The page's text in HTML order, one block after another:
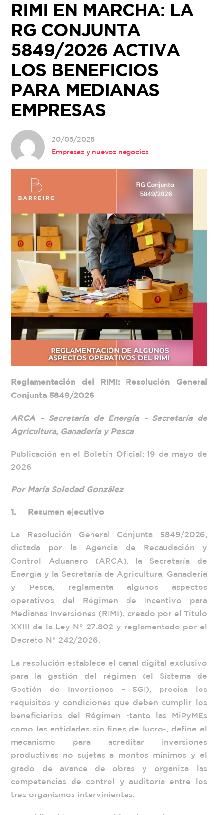
Skip
content
RIMI EN MARCHA: LA
RG CONJUNTA
5849/2026 ACTIVA
LOS BENEFICIOS
PARA MEDIANAS
EMPRESAS
20/05/2026
Empresas y nuevos negocios
Reglamentación del RIMI: Resolución General
Conjunta 5849/2026
ARCA – Secretaría de Energía – Secretaría de
Agricultura, Ganadería y Pesca
Publicación en el Boletín Oficial: 19 de mayo de
2026
Por María Soledad González
1. Resumen ejecutivo
La Resolución General Conjunta 5849/2026,
dictada por la Agencia de Recaudación y
Control Aduanero (ARCA), la Secretaría de
Energía y la Secretaría de Agricultura, Ganadería
y Pesca, reglamenta algunos aspectos
operativos del Régimen de Incentivo para
Medianas Inversiones (RIMI), creado por el Título
XXIII de la Ley N° 27.802 y reglamentado por el
Decreto N° 242/2026.
La resolución establece el canal digital exclusivo
para la gestión del régimen (el Sistema de
Gestión de Inversiones – SGI), precisa los
requisitos y condiciones que deben cumplir los
beneficiarios del Régimen -tanto las MiPyMEs
como las entidades sin fines de lucro-, define el
mecanismo para acreditar inversiones
productivas no sujetas a montos mínimos y el
grado de avance de obras y organiza las
competencias de control y auditoría entre los
tres organismos intervinientes.